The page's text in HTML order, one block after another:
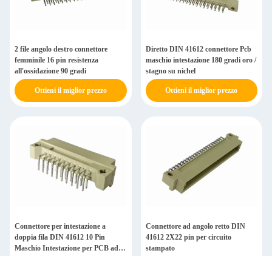
2 file angolo destro connettore
femminile 16 pin resistenza
all'ossidazione 90 gradi
Ottieni il miglior prezzo
Diretto DIN 41612 connettore Pcb
maschio intestazione 180 gradi oro /
stagno su nichel
Ottieni il miglior prezzo
Connettore per intestazione a
doppia fila DIN 41612 10 Pin
Maschio Intestazione per PCB ad
Connettore ad angolo retto DIN
41612 2X22 pin per circuito
stampato